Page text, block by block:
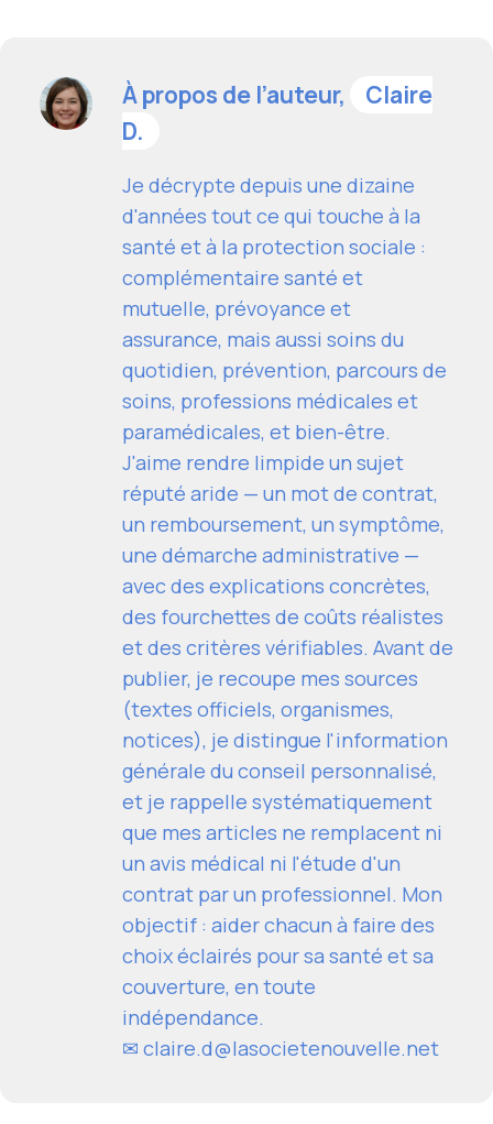
À propos de l’auteur,
Claire
D.
Je décrypte depuis une dizaine
d'années tout ce qui touche à la
santé et à la protection sociale :
complémentaire santé et
mutuelle, prévoyance et
assurance, mais aussi soins du
quotidien, prévention, parcours de
soins, professions médicales et
paramédicales, et bien-être.
J'aime rendre limpide un sujet
réputé aride — un mot de contrat,
un remboursement, un symptôme,
une démarche administrative —
avec des explications concrètes,
des fourchettes de coûts réalistes
et des critères vérifiables. Avant de
publier, je recoupe mes sources
(textes officiels, organismes,
notices), je distingue l'information
générale du conseil personnalisé,
et je rappelle systématiquement
que mes articles ne remplacent ni
un avis médical ni l'étude d'un
contrat par un professionnel. Mon
objectif : aider chacun à faire des
choix éclairés pour sa santé et sa
couverture, en toute
indépendance.
✉ claire.d@lasocietenouvelle.net